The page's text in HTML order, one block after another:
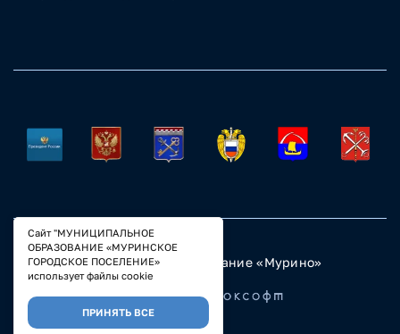
© 2023 Муниципальное образование «Мурино»
Настройка COOKIE
Разработано
Сайт "МУНИЦИПАЛЬНОЕ
ОБРАЗОВАНИЕ «МУРИНСКОЕ
ГОРОДСКОЕ ПОСЕЛЕНИЕ»
использует файлы cookie
ПРИНЯТЬ ВСЕ